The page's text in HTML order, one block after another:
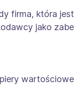
firma, która jest
jako